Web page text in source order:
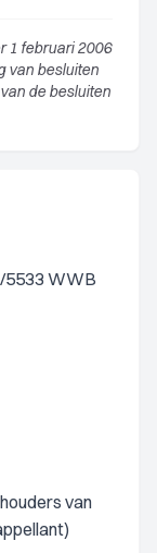
1 februari 2006
van besluiten
de besluiten
5533 WWB
van